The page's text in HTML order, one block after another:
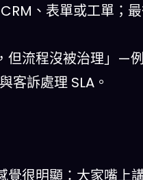
、表單或工單；
但流程沒被治理」—
客訴處理 SLA。
很明顯：大家嘴上